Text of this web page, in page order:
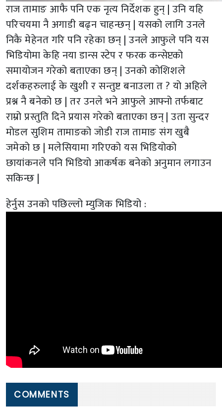
राज तामाङ आफै पनि एक नृत्य निर्देशक हुन् | उनि यहि
परिचयमा नै अगाडी बढ्न चाहन्छन् | यसको लागि उनले
निकै मेहेनत गरि पनि रहेका छन् | उनले आफुले पनि यस
भिडियोमा केहि नया डान्स स्टेप र फरक कन्सेप्टको
समायोजन गरेको बताएका छन् | उनको कोशिशले
दर्शकहरुलाई के खुशी र सन्तुष्ट बनाउला त ? यो अहिले
प्रश्न नै बनेको छ | तर उनले भने आफुले आफ्नो तर्फबाट
राम्रो प्रस्तुति दिने प्रयास गरेको बताएका छन् | उता सुन्दर
मोडल सुशिम तामाङको जोडी राज तामाङ संग खुबै
जमेको छ | मलेसियामा गरिएको यस भिडियोको
छायांकनले पनि भिडियो आकर्षक बनेको अनुमान लगाउन
सकिन्छ |
हेर्नुस उनको पछिल्लो म्युजिक भिडियो :
COMMENTS